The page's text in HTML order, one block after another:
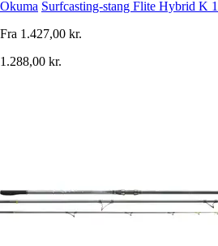
Okuma Surfcasting-stang Flite Hybrid K
Fra 1.427,00 kr.
1.288,00 kr.